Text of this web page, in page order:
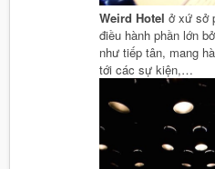
Weird Hotel ở xứ sở
điều hành phần lớn
như tiếp tân, mang
tới các sự kiện,…